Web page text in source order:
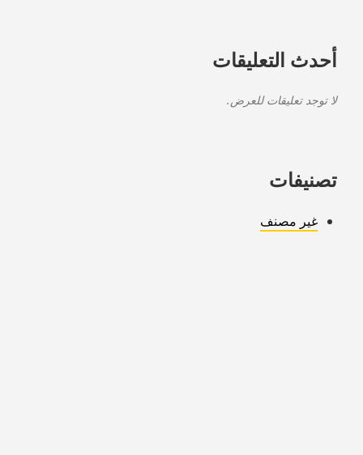
أحدث التعليقات
لا توجد تعليقات للعرض.
تصنيفات
غير مصنف